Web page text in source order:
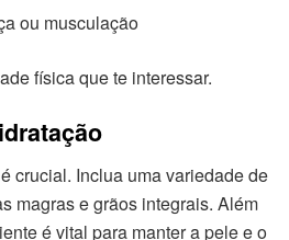
ou musculação
física que te interessar.
é crucial. Inclua uma variedade de
magras e grãos integrais. Além
é vital para manter a pele e o